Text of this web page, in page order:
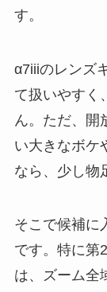
す。
α7iiiのレンズ
て扱いやすく
ん。ただ、開
い大きなボケ
なら、少し物
そこで候補に
です。特に第
は、ズーム全